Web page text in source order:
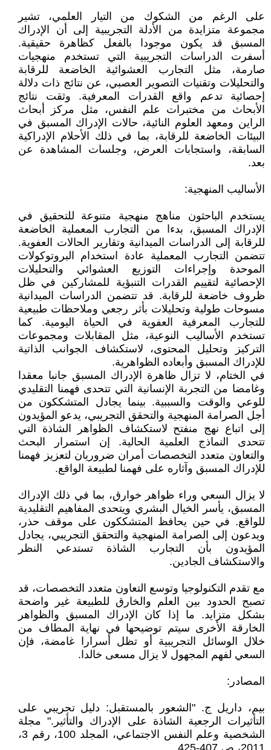
على الرغم من الشكوك من التيار العلمي، تشير
مجموعة متزايدة من الأدلة التجريبية إلى أن الإدراك
المسبق قد يكون موجودا بالفعل كظاهرة حقيقية.
أسفرت الدراسات التجريبية التي تستخدم منهجيات
صارمة، مثل التجارب العشوائية الخاضعة للرقابة
والتحليلات وتقنيات التصوير العصبي، عن نتائج ذات دلالة
إحصائية تدعم واقع القدرات المعرفية. وثقت نتائج
الأبحاث من مختبرات علم النفس، مثل مركز أبحاث
الراين ومعهد العلوم النائية، حالات الإدراك المسبق في
البيئات الخاضعة للرقابة، بما في ذلك الأحلام الإدراكية
السابقة، واستجابات العرض، وجلسات المشاهدة عن
بعد.
الأساليب المنهجية:
يستخدم الباحثون مناهج منهجية متنوعة للتحقيق في
الإدراك المسبق، بدءا من التجارب المعملية الخاضعة
للرقابة إلى الدراسات الميدانية وتقارير الحالات العفوية.
تتضمن التجارب المعملية عادة استخدام البروتوكولات
الموحدة وإجراءات التوزيع العشوائي والتحليلات
الإحصائية لتقييم القدرات التنبؤية للمشاركين في ظل
ظروف خاضعة للرقابة. قد تتضمن الدراسات الميدانية
مسوحات طولية وتحليلات بأثر رجعي وملاحظات طبيعية
للتجارب المعرفية العفوية في الحياة اليومية. كما
تستخدم الأساليب النوعية، مثل المقابلات ومجموعات
التركيز وتحليل المحتوى، لاستكشاف الجوانب الذاتية
للإدراك المسبق وأبعاده الظواهرية.
في الختام، لا تزال ظاهرة الإدراك المسبق جانبا معقدا
وغامضا من التجربة الإنسانية التي تتحدى فهمنا التقليدي
للوعي والوقت والسببية. بينما يجادل المتشككون من
أجل الصرامة المنهجية والتحقق التجريبي، يدعو المؤيدون
إلى اتباع نهج منفتح لاستكشاف الظواهر الشاذة التي
تتحدى النماذج العلمية الحالية. إن استمرار البحث
والتعاون متعدد التخصصات أمران ضروريان لتعزيز فهمنا
للإدراك المسبق وآثاره على فهمنا لطبيعة الواقع.
لا يزال السعي وراء ظواهر خوارق، بما في ذلك الإدراك
المسبق، يأسر الخيال البشري ويتحدى المفاهيم التقليدية
للواقع. في حين يحافظ المتشككون على موقف حذر،
ويدعون إلى الصرامة المنهجية والتحقق التجريبي، يجادل
المؤيدون بأن التجارب الشاذة تستدعي النظر
والاستكشاف الجادين.
مع تقدم التكنولوجيا وتوسع التعاون متعدد التخصصات، قد
تصبح الحدود بين العلم والخارق للطبيعة غير واضحة
بشكل متزايد. ما إذا كان الإدراك المسبق والظواهر
الخارقة الأخرى سيتم توضيحها في نهاية المطاف من
خلال الوسائل التجريبية أو تظل أسرارا غامضة، فإن
السعي لفهم المجهول لا يزال مسعى خالدا.
المصادر:
بيم، داريل ج. "الشعور بالمستقبل: دليل تجريبي على
التأثيرات الرجعية الشاذة على الإدراك والتأثير." مجلة
الشخصية وعلم النفس الاجتماعي، المجلد 100، رقم 3،